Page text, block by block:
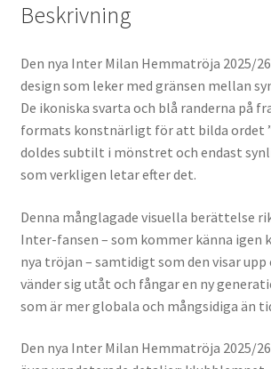
Beskrivning
Den nya Inter Milan Hemmatröja 2025/
design som leker med gränsen mellan
De ikoniska svarta och blå randerna på
formats konstnärligt för att bilda ordet
doldes subtilt i mönstret och endast
som verkligen letar efter det.
Denna månglagade visuella berättelse
Inter-fansen – som kommer känna igen
nya tröjan – samtidigt som den visar
vänder sig utåt och fångar en ny
som är mer globala och mångsidiga än
Den nya Inter Milan Hemmatröja 2025/